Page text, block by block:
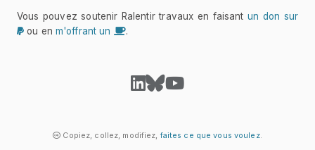
Vous pouvez soutenir Ralentir travaux en faisant un don sur
ou en m'offrant un .
Copiez, collez, modifiez,faites ce que vous voulez.